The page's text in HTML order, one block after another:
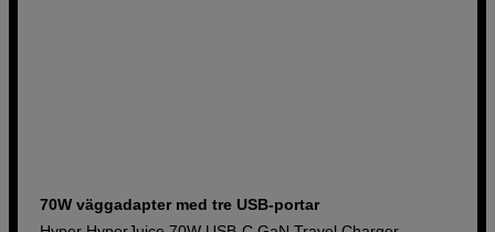
70W väggadapter med tre USB-portar